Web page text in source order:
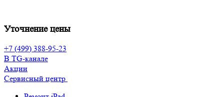
Уточнение цены
+7 (499) 388-95-23
В TG-канале
Акции
Сервисный центр